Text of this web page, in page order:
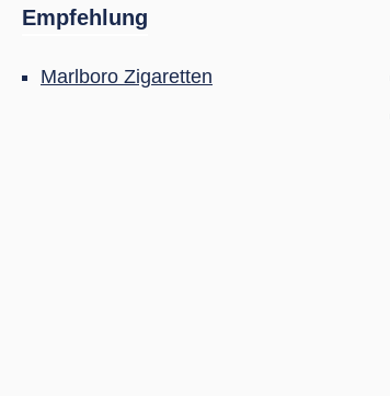
Empfehlung
Marlboro Zigaretten